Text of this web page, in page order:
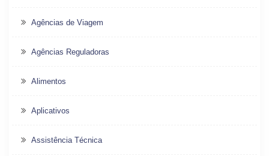
Agências de Viagem
Agências Reguladoras
Alimentos
Aplicativos
Assistência Técnica